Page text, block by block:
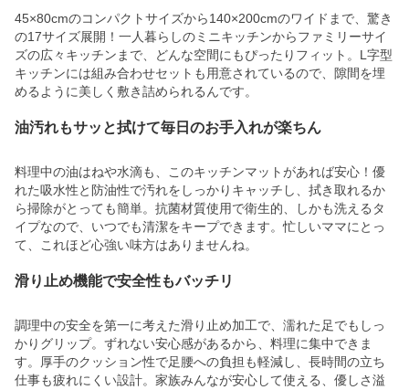
45×80cmのコンパクトサイズから140×200cmのワイドまで、驚き
の17サイズ展開！一人暮らしのミニキッチンからファミリーサイ
ズの広々キッチンまで、どんな空間にもぴったりフィット。L字型
キッチンには組み合わせセットも用意されているので、隙間を埋
めるように美しく敷き詰められるんです。
油汚れもサッと拭けて毎日のお手入れが楽ちん
料理中の油はねや水滴も、このキッチンマットがあれば安心！優
れた吸水性と防油性で汚れをしっかりキャッチし、拭き取れるか
ら掃除がとっても簡単。抗菌材質使用で衛生的、しかも洗えるタ
イプなので、いつでも清潔をキープできます。忙しいママにとっ
て、これほど心強い味方はありませんね。
滑り止め機能で安全性もバッチリ
調理中の安全を第一に考えた滑り止め加工で、濡れた足でもしっ
かりグリップ。ずれない安心感があるから、料理に集中できま
す。厚手のクッション性で足腰への負担も軽減し、長時間の立ち
仕事も疲れにくい設計。家族みんなが安心して使える、優しさ溢